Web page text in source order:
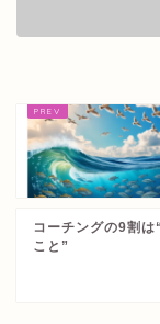
コーチングの9割は
こと”